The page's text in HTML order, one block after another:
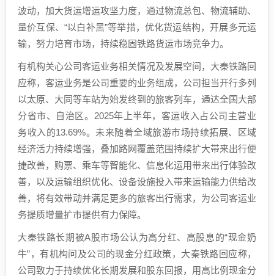
波动，加大货运增运攻坚力度，通过物流总包、物流辅助、
量价互保、“以白补黑”等举措，优化货运结构，开展多元运
输，努力培育市场，持续稳固铁路货运市场竞争力。
有机构关心公司客运业务相关情况及发展空间，大秦铁路回
应称，客运业务是公司重要的业务组成，公司担当开行多列
以太原、大同等车站为始发终到的旅客列车，通达全国大部
分省市、自治区。2025年上半年，客运收入占公司主营业
务收入的13.69%。未来随着全域旅游市场持续拓展、区域
经济活力持续增强，叠加路网覆盖范围持续扩大带来出行便
捷改善，购票、乘车等智能化、信息化运用带来出行体验改
善，以及运输组织优化、设备设施投入带来运输能力供给改
善，将有效带动并满足更多的旅客出行需求，为公司客运业
务提质增量扩市提供有力保障。
大秦铁路长期被A股市场公认为高分红、高股息的“现金奶
牛”，有机构问及公司的现金分红政策，大秦铁路回应称，
公司致力于持续优化长期发展和股东回报，用高比例现金分